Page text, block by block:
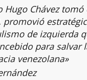
Hugo Chávez
promovió
de izquierda
para salvar
venezolana»